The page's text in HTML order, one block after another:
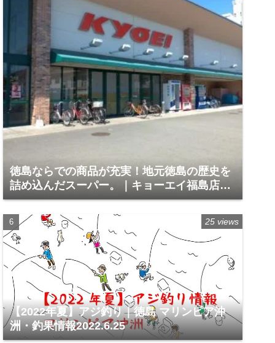
徳島ならでの商品が充実！地元徳島の歴史を
詰め込んだスーパー。｜キョーエイ福島店
（徳島市福島1）
【2022年夏】アジ釣り｜徳島 マリンピア沖
洲・釣果情報2022.6.25
25 views